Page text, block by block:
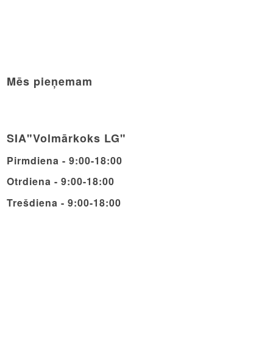
Mēs pieņemam
SIA"Volmārkoks LG"
Pirmdiena - 9:00-18:00
Otrdiena - 9:00-18:00
Trešdiena - 9:00-18:00